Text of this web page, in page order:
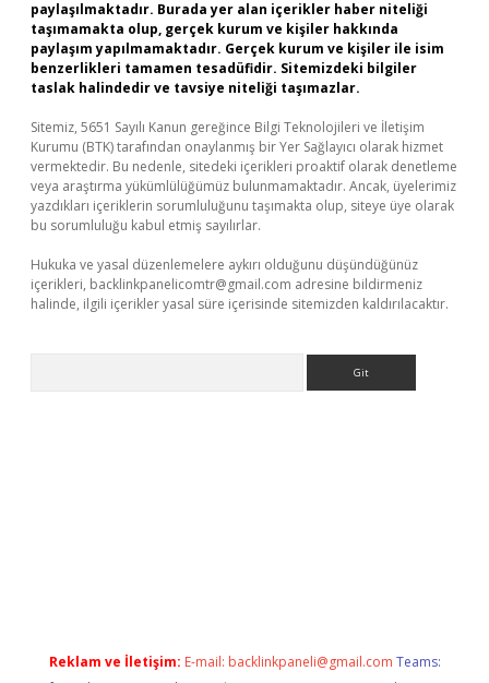
paylaşılmaktadır. Burada yer alan içerikler haber niteliği
taşımamakta olup, gerçek kurum ve kişiler hakkında
paylaşım yapılmamaktadır. Gerçek kurum ve kişiler ile isim
benzerlikleri tamamen tesadüfidir. Sitemizdeki bilgiler
taslak halindedir ve tavsiye niteliği taşımazlar.
Sitemiz, 5651 Sayılı Kanun gereğince Bilgi Teknolojileri ve İletişim
Kurumu (BTK) tarafından onaylanmış bir Yer Sağlayıcı olarak hizmet
vermektedir. Bu nedenle, sitedeki içerikleri proaktif olarak denetleme
veya araştırma yükümlülüğümüz bulunmamaktadır. Ancak, üyelerimiz
yazdıkları içeriklerin sorumluluğunu taşımakta olup, siteye üye olarak
bu sorumluluğu kabul etmiş sayılırlar.
Hukuka ve yasal düzenlemelere aykırı olduğunu düşündüğünüz
içerikleri, backlinkpanelicomtr@gmail.com adresine bildirmeniz
halinde, ilgili içerikler yasal süre içerisinde sitemizden kaldırılacaktır.
Reklam ve İletişim: E-mail: backlinkpaneli@gmail.com Teams: